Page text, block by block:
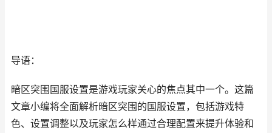
导语：
暗区突围国服设置是游戏玩家关心的焦点其中一个。这篇
文章小编将全面解析暗区突围的国服设置，包括游戏特
色、设置调整以及玩家怎么样通过合理配置来提升体验和